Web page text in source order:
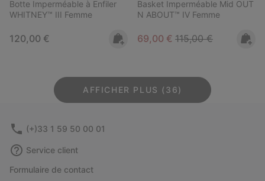
Botte Imperméable à Enfiler
WHITNEY™ III Femme
Regular price:
120,00 €
Basket Imperméable Mid OUT
N ABOUT™ IV Femme
Sale price:
69,00 € Regular price:
115,00 €
AFFICHER PLUS (36)
(+)33 1 59 50 00 01
Service client
Formulaire de contact